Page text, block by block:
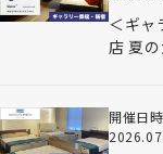
＜ギャ
店 夏
開催日時